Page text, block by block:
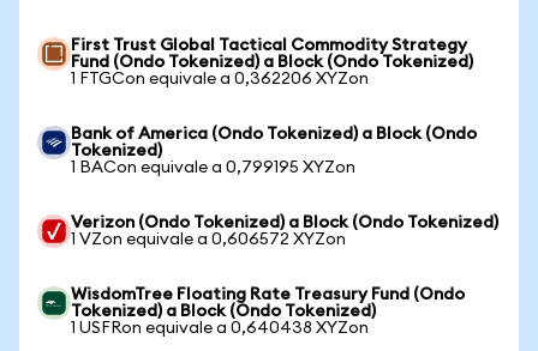
First Trust Global Tactical Commodity Strategy
Fund (Ondo Tokenized) a Block (Ondo Tokenized)
1 FTGCon equivale a 0,362206 XYZon
Bank of America (Ondo Tokenized) a Block (Ondo
Tokenized)
1 BACon equivale a 0,799195 XYZon
Verizon (Ondo Tokenized) a Block (Ondo Tokenized)
1 VZon equivale a 0,606572 XYZon
WisdomTree Floating Rate Treasury Fund (Ondo
Tokenized) a Block (Ondo Tokenized)
1 USFRon equivale a 0,640438 XYZon